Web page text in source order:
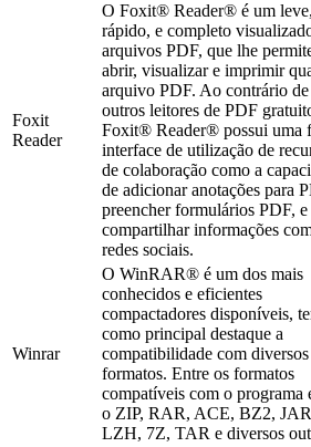
Foxit
Reader
O Foxit® Reader® é um leve,
rápido, e completo
arquivos PDF, que lhe
abrir, visualizar e imprimir
arquivo PDF. Ao contrário de
outros leitores de PDF
Foxit® Reader® possui uma
interface de utilização de
de colaboração como a
de adicionar anotações para
preencher formulários PDF, e
compartilhar informações
redes sociais.
Winrar
O WinRAR® é um dos mais
conhecidos e eficientes
compactadores disponíveis,
como principal destaque a
compatibilidade com diversos
formatos. Entre os formatos
compatíveis com o programa
o ZIP, RAR, ACE, BZ2,
LZH, 7Z, TAR e diversos